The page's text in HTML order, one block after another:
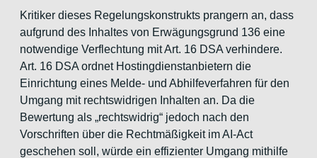
Kritiker dieses Regelungskonstrukts prangern an, dass
aufgrund des Inhaltes von Erwägungsgrund 136 eine
notwendige Verflechtung mit Art. 16 DSA verhindere.
Art. 16 DSA ordnet Hostingdienstanbietern die
Einrichtung eines Melde- und Abhilfeverfahren für den
Umgang mit rechtswidrigen Inhalten an. Da die
Bewertung als „rechtswidrig“ jedoch nach den
Vorschriften über die Rechtmäßigkeit im AI-Act
geschehen soll, würde ein effizienter Umgang mithilfe